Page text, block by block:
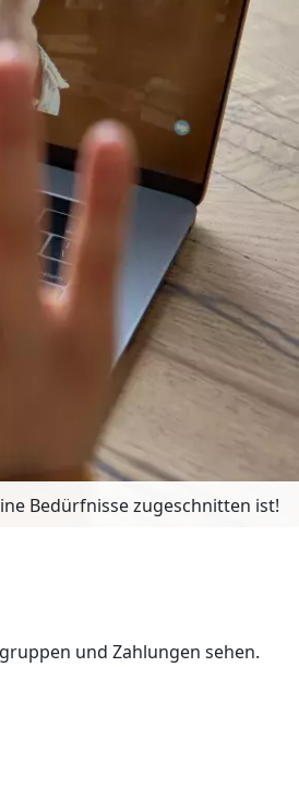
Bedürfnisse zugeschnitten ist!
und Zahlungen sehen.